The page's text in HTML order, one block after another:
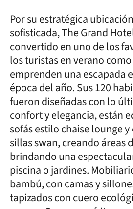
Por su estratégica
sofisticada, The Grand
convertido en uno de los
los turistas en verano
emprenden una escapada
época del año. Sus 120
fueron diseñadas con lo
confort y elegancia, están
sofás estilo chaise lounge
sillas swan, creando áreas
brindando una
piscina o jardines.
bambú, con camas y
tapizados con cuero